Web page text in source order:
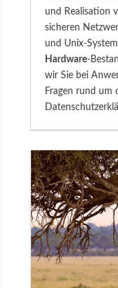
und Realisation
sicheren
und Unix-
Hardware-
wir Sie bei
Fragen rund um